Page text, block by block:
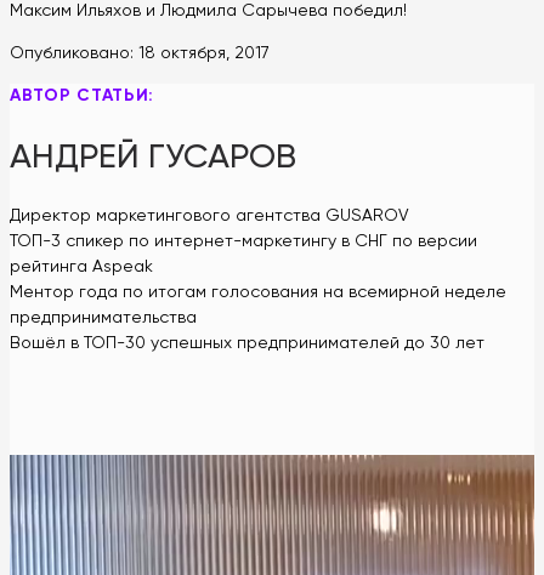
Максим Ильяхов и Людмила Сарычева победил!
Опубликовано: 18 октября, 2017
АВТОР СТАТЬИ:
АНДРЕЙ ГУСАРОВ
Директор маркетингового агентства GUSAROV
ТОП-3 спикер по интернет-маркетингу в СНГ по версии
рейтинга Aspeak
Ментор года по итогам голосования на всемирной неделе
предпринимательства
Вошёл в ТОП-30 успешных предпринимателей до 30 лет